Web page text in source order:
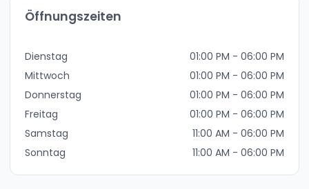
Öffnungszeiten
Dienstag
01:00 PM - 06:00 PM
Mittwoch
01:00 PM - 06:00 PM
Donnerstag
01:00 PM - 06:00 PM
Freitag
01:00 PM - 06:00 PM
Samstag
11:00 AM - 06:00 PM
Sonntag
11:00 AM - 06:00 PM